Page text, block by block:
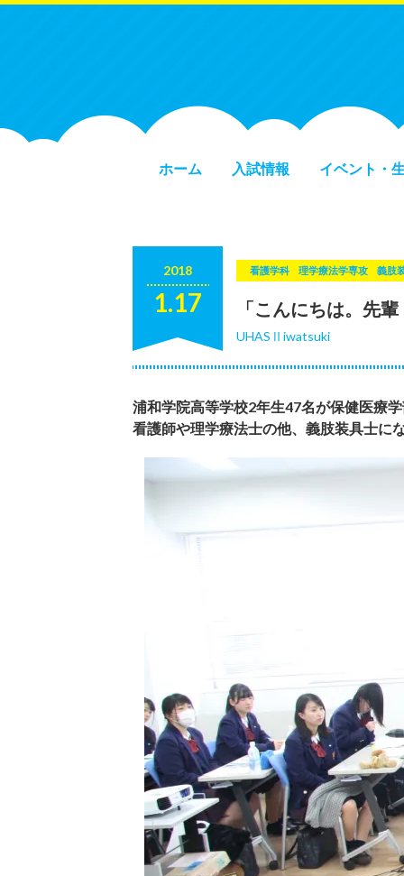
ホーム 入試情報 イベント・
2018
1.17
看護学科 理学療法学専攻 義肢
「こんにちは。先
UHASⅡiwatsuki
浦和学院高等学校2年生47名が保健医療
看護師や理学療法士の他、義肢装具士に